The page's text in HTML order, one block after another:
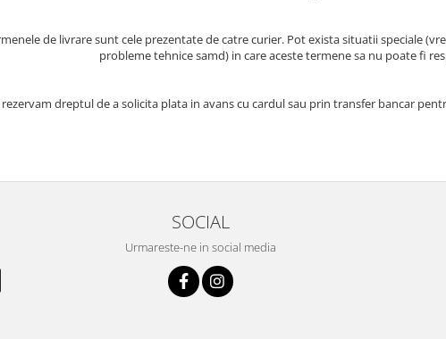
de livrare sunt cele prezentate de catre curier. Pot exista situatii speciale
probleme tehnice samd) in care aceste termene sa nu poate fi
rezervam dreptul de a solicita plata in avans cu cardul sau prin transfer bancar
SOCIAL
Urmareste-ne in social media